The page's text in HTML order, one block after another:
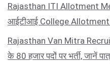
Rajasthan ITI Allotment
आईटीआई College
Rajasthan Van Mitra
के 80 हजार पदों पर भर्ती, जानें